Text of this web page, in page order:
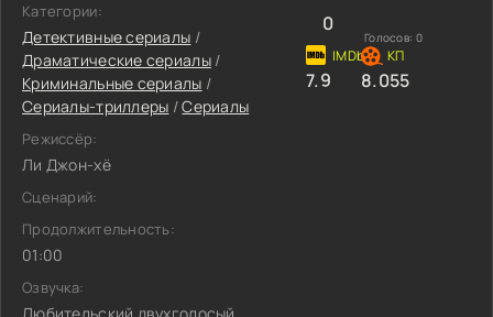
Категории:
Детективные сериалы /
Драматические сериалы/
Криминальные сериалы /
Сериалы-триллеры /Сериалы
Режиссёр:
Ли Джон-хё
Сценарий:
Продолжительность:
01:00
Озвучка:
0
Голосов: 0
7.9 8.055